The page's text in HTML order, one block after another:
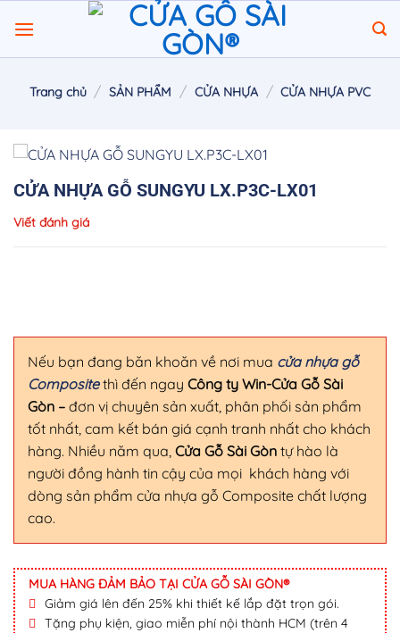
đến
nội
Trang chủ / SẢN PHẨM / CỬA NHỰA / CỬA NHỰA PVC
CỬA NHỰA GỖ SUNGYU LX.P3C-LX01
Viết đánh giá
Nếu bạn đang băn khoăn về nơi mua cửa nhựa gỗ
Compositethì đến ngay Công ty Win-Cửa Gỗ Sài
Gòn – đơn vị chuyên sản xuất, phân phối sản phẩm
tốt nhất, cam kết bán giá cạnh tranh nhất cho khách
hàng. Nhiều năm qua, Cửa Gỗ Sài Gòn tự hào là
người đồng hành tin cậy của mọi khách hàng với
dòng sản phẩm cửa nhựa gỗ Composite chất lượng
cao.
MUA HÀNG ĐẢM BẢO TẠI CỬA GỖ SÀI GÒN®
Giảm giá lên đến 25% khi thiết kế lắp đặt trọn gói.
Tặng phụ kiện, giao miễn phí nội thành HCM (trên 4